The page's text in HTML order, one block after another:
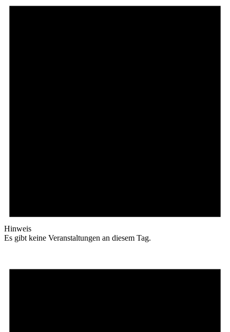
Hinweis
Es gibt keine Veranstaltungen an diesem Tag.